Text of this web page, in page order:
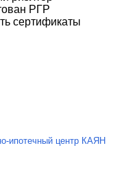
ипотечный центр КАЯН